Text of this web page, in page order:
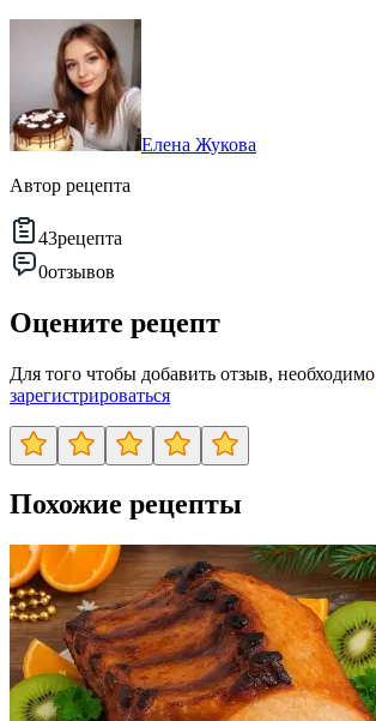
Елена Жукова
Автор рецепта
43рецепта
0отзывов
Оцените рецепт
Для того чтобы добавить отзыв, необходимо
зарегистрироваться
Похожие рецепты